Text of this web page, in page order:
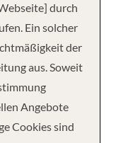
durch
Ein solcher
der
aus. Soweit
Angebote
Cookies sind